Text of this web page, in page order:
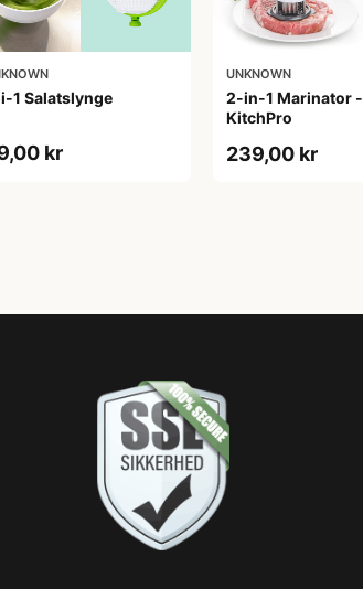
1 Salatslynge
kr
UNKNOWN
2-in-1 Marinator -
KitchPro
239,00 kr